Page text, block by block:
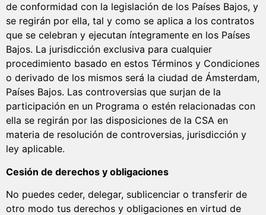
de conformidad con la legislación de los Países Bajos, y
se regirán por ella, tal y como se aplica a los contratos
que se celebran y ejecutan íntegramente en los Países
Bajos. La jurisdicción exclusiva para cualquier
procedimiento basado en estos Términos y Condiciones
o derivado de los mismos será la ciudad de Ámsterdam,
Países Bajos. Las controversias que surjan de la
participación en un Programa o estén relacionadas con
ella se regirán por las disposiciones de la CSA en
materia de resolución de controversias, jurisdicción y
ley aplicable.
Cesión de derechos y obligaciones
No puedes ceder, delegar, sublicenciar o transferir de
otro modo tus derechos y obligaciones en virtud de